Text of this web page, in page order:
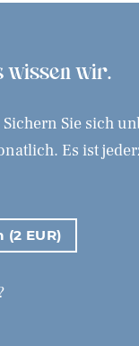
wissen wir.
Sie sich
Es ist
EUR)